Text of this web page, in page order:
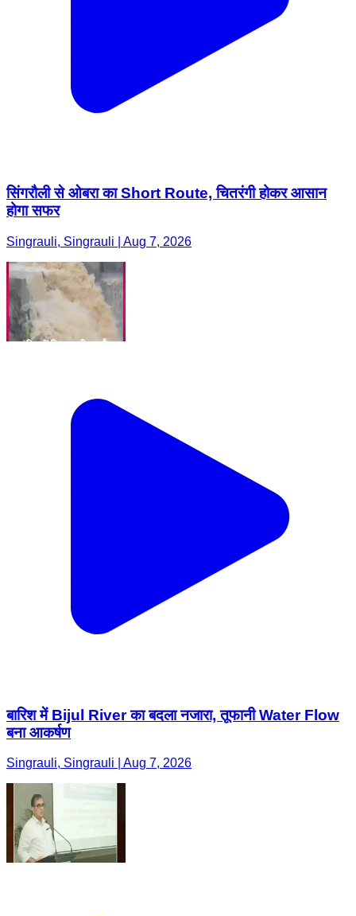
सिंगरौली से ओबरा का Short Route, चितरंगी होकर आसान
होगा सफर
Singrauli, Singrauli | Aug 7, 2026
बारिश में Bijul River का बदला नजारा, तूफानी Water Flow
बना आकर्षण
Singrauli, Singrauli | Aug 7, 2026